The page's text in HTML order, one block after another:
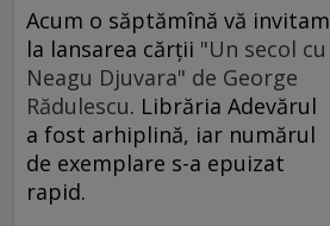
Acum o săptămînă vă invitam
la lansarea cărţii "Un secol cu
Neagu Djuvara" de George
Rădulescu. Librăria Adevărul
a fost arhiplină, iar numărul
de exemplare s-a epuizat
rapid.